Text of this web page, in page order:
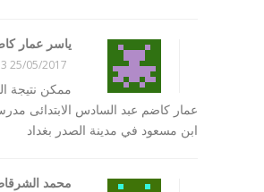
ياسر عمار
25/05/2017 06:53
ممكن نتيجة
عمار كاضم عبد السادس الابتدائى
ابن مسعود في مدينة الصدر بغداد
محمد